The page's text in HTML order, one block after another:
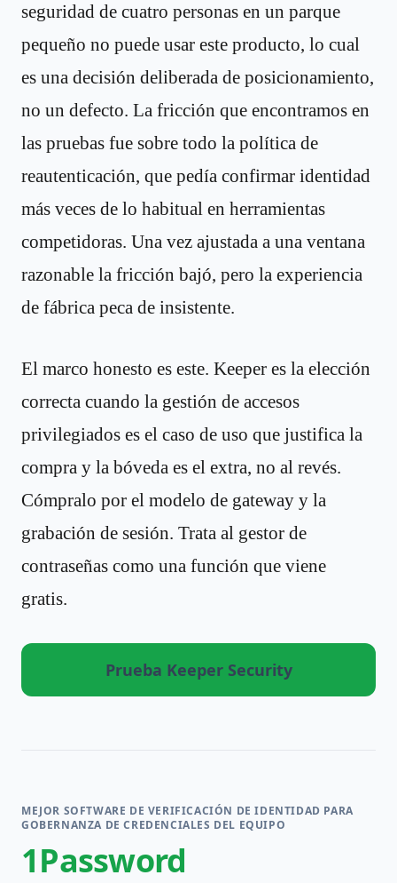
seguridad de cuatro personas en un parque
pequeño no puede usar este producto, lo cual
es una decisión deliberada de posicionamiento,
no un defecto. La fricción que encontramos en
las pruebas fue sobre todo la política de
reautenticación, que pedía confirmar identidad
más veces de lo habitual en herramientas
competidoras. Una vez ajustada a una ventana
razonable la fricción bajó, pero la experiencia
de fábrica peca de insistente.
El marco honesto es este. Keeper es la elección
correcta cuando la gestión de accesos
privilegiados es el caso de uso que justifica la
compra y la bóveda es el extra, no al revés.
Cómpralo por el modelo de gateway y la
grabación de sesión. Trata al gestor de
contraseñas como una función que viene
gratis.
Prueba Keeper Security
MEJOR SOFTWARE DE VERIFICACIÓN DE IDENTIDAD PARA
GOBERNANZA DE CREDENCIALES DEL EQUIPO
1Password